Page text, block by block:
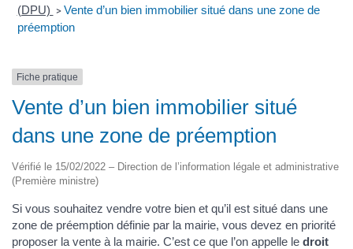
(DPU) > Vente d’un bien immobilier situé dans une zone de
préemption
Fiche pratique
Vente d’un bien immobilier situé
dans une zone de préemption
Vérifié le 15/02/2022 – Direction de l’information légale et administrative
(Première ministre)
Si vous souhaitez vendre votre bien et qu’il est situé dans une
zone de préemption définie par la mairie, vous devez en priorité
proposer la vente à la mairie. C’est ce que l’on appelle le droit